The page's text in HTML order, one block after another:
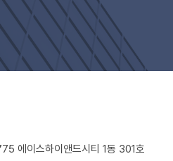
에이스하이앤드시티 1동 301호